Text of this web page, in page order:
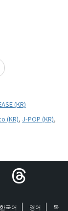
(KR)
(KR), J-POP (KR),
한국어 영어
독